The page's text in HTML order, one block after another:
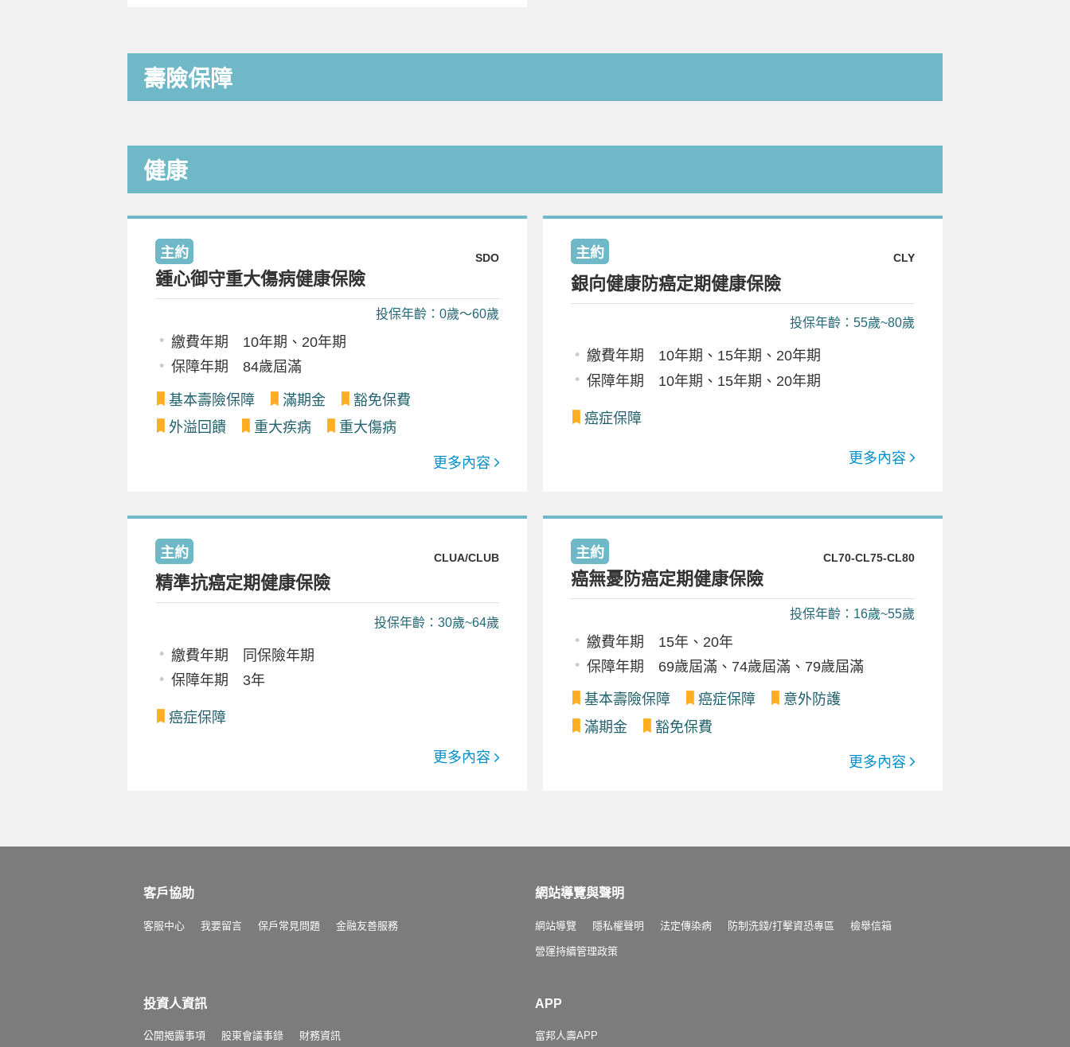
壽險保障
健康
主約 SDO
鍾心御守重大傷病健康保險
投保年齡：0歲～60歲
繳費年期 10年期、20年期
保障年期 84歲屆滿
基本壽險保障 滿期金
豁免保費
外溢回饋
重大疾病 重大傷病
更多內容
主約 CLY
銀向健康防癌定期健康保險
投保年齡：55歲~80歲
繳費年期 10年期、15年期、20年期
保障年期 10年期、15年期、20年期
癌症保障
更多內容
主約 CLUA/CLUB
精準抗癌定期健康保險
投保年齡：30歲~64歲
繳費年期 同保險年期
保障年期 3年
癌症保障
更多內容
主約 CL70-CL75-CL80
癌無憂防癌定期健康保險
投保年齡：16歲~55歲
繳費年期 15年、20年
保障年期 69歲屆滿、74歲屆滿、79歲屆滿
基本壽險保障 癌症保障
意外防護
滿期金
豁免保費
更多內容
客戶協助
客服中心 我要留言 保戶常見問題 金融友善服務
網站導覽與聲明
網站導覽 隱私權聲明 法定傳染病 防制洗錢/打擊資恐專區 檢舉信箱
營運持續管理政策
投資人資訊
公開揭露事項 股東會議事錄 財務資訊
APP
富邦人壽APP